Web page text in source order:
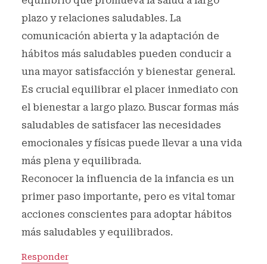
plazo y relaciones saludables. La
comunicación abierta y la adaptación de
hábitos más saludables pueden conducir a
una mayor satisfacción y bienestar general.
Es crucial equilibrar el placer inmediato con
el bienestar a largo plazo. Buscar formas más
saludables de satisfacer las necesidades
emocionales y físicas puede llevar a una vida
más plena y equilibrada.
Reconocer la influencia de la infancia es un
primer paso importante, pero es vital tomar
acciones conscientes para adoptar hábitos
más saludables y equilibrados.
Responder